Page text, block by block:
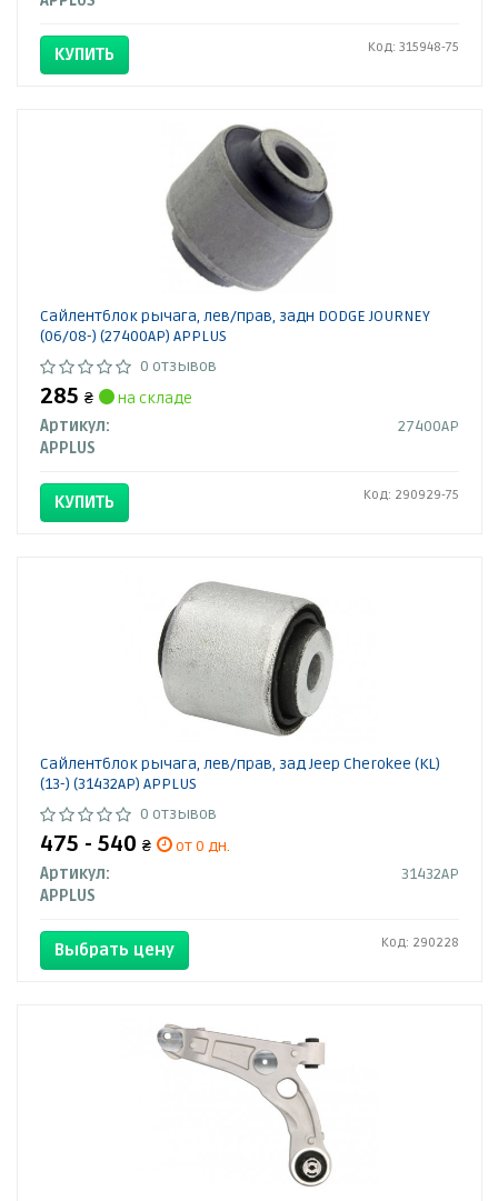
КУПИТЬ Код: 315948-75
Сайлентблок рычага, лев/прав, задн DODGE JOURNEY
(06/08-) (27400AP) APPLUS
0 отзывов
285 ₴
на складе
Артикул:
27400AP
APPLUS
КУПИТЬ Код: 290929-75
Сайлентблок рычага, лев/прав, зад Jeep Cherokee (KL)
(13-) (31432AP) APPLUS
0 отзывов
475 - 540 ₴
от 0 дн.
Артикул:
31432AP
APPLUS
Выбрать цену Код: 290228